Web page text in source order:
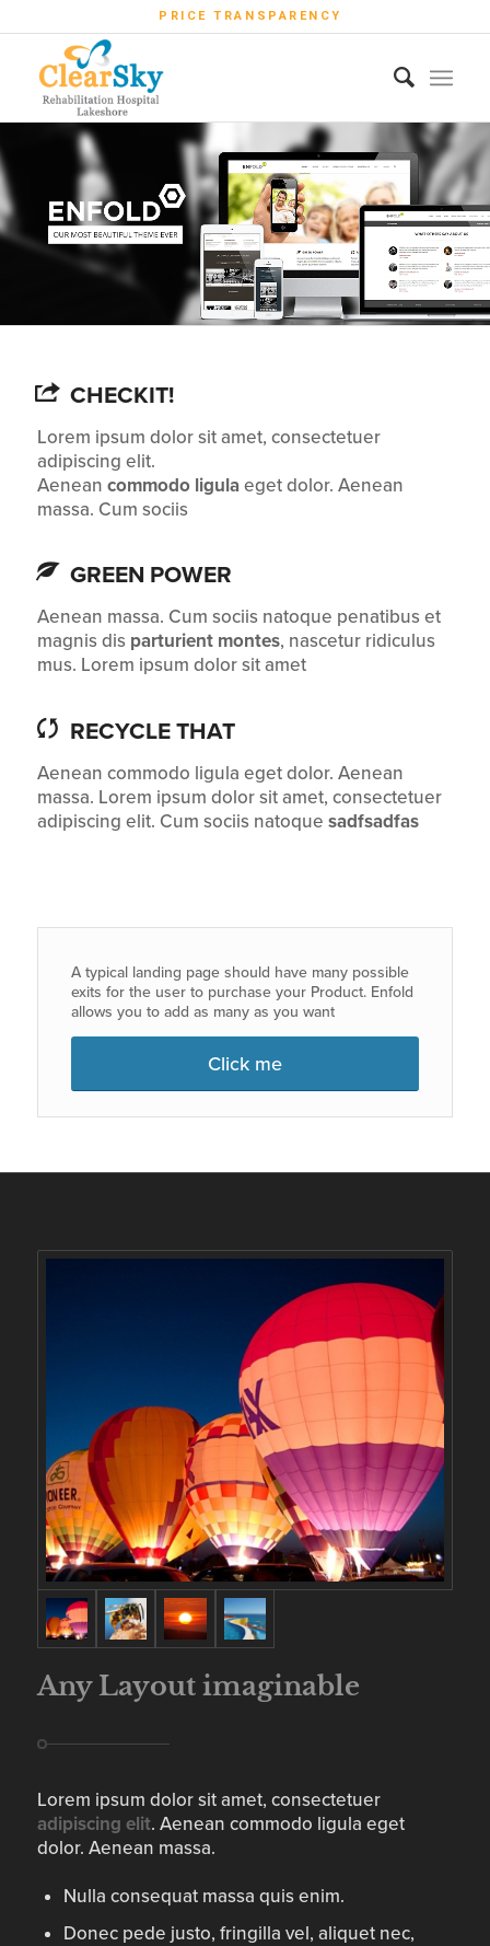
PRICE TRANSPARENCY
CHECKIT!
Lorem ipsum dolor sit amet, consectetuer
adipiscing elit.
Aenean commodo ligulaeget dolor. Aenean
massa. Cum sociis
GREEN POWER
Aenean massa. Cum sociis natoque penatibus et
magnis dis parturient montes, nascetur ridiculus
mus. Lorem ipsum dolor sit amet
RECYCLE THAT
Aenean commodo ligula eget dolor. Aenean
massa. Lorem ipsum dolor sit amet, consectetuer
adipiscing elit. Cum sociis natoque sadfsadfas
A typical landing page should have many possible
exits for the user to purchase your Product. Enfold
allows you to add as many as you want
Click me
Any Layout imaginable
Lorem ipsum dolor sit amet, consectetuer
adipiscing elit. Aenean commodo ligula eget
dolor. Aenean massa.
Nulla consequat massa quis enim.
Donec pede justo, fringilla vel, aliquet nec,